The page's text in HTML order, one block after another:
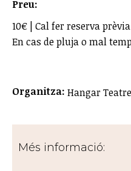
Preu:
10€ | Cal fer reserva prèvia
En cas de pluja o mal
Organitza: Hangar
Més informació: